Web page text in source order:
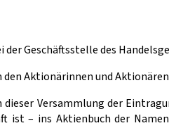
der Geschäftsstelle des
Aktionärinnen und
Versammlung der
ist – ins Aktienbuch der